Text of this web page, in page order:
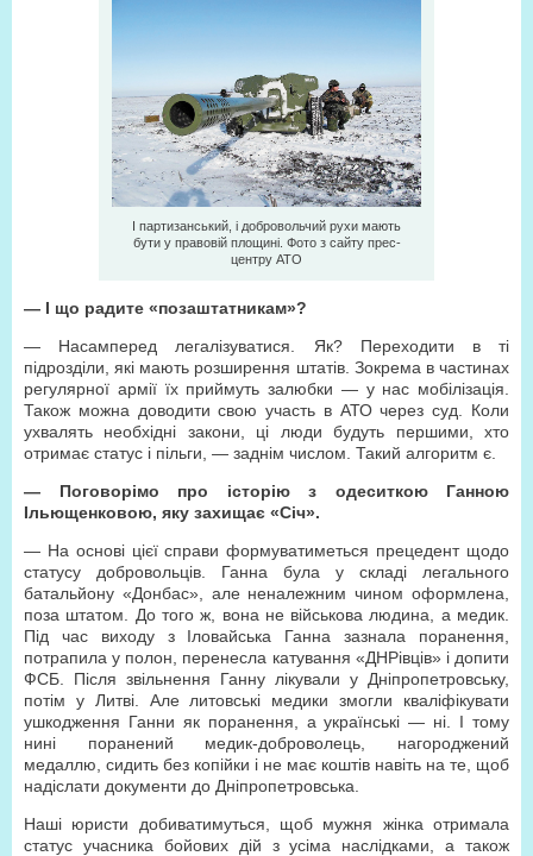
І партизанський, і добровольчий рухи мають
бути у правовій площині. Фото з сайту прес-
центру АТО
— І що радите «позаштатникам»?
— Насамперед легалізуватися. Як? Переходити в ті
підрозділи, які мають розширення штатів. Зокрема в частинах
регулярної армії їх приймуть залюбки — у нас мобілізація.
Також можна доводити свою участь в АТО через суд. Коли
ухвалять необхідні закони, ці люди будуть першими, хто
отримає статус і пільги, — заднім числом. Такий алгоритм є.
— Поговорімо про історію з одеситкою Ганною
Ільющенковою, яку захищає «Січ».
— На основі цієї справи формуватиметься прецедент щодо
статусу добровольців. Ганна була у складі легального
батальйону «Донбас», але неналежним чином оформлена,
поза штатом. До того ж, вона не військова людина, а медик.
Під час виходу з Іловайська Ганна зазнала поранення,
потрапила у полон, перенесла катування «ДНРівців» і допити
ФСБ. Після звільнення Ганну лікували у Дніпропетровську,
потім у Литві. Але литовські медики змогли кваліфікувати
ушкодження Ганни як поранення, а українські — ні. І тому
нині поранений медик-доброволець, нагороджений
медаллю, сидить без копійки і не має коштів навіть на те, щоб
надіслати документи до Дніпропетровська.
Наші юристи добиватимуться, щоб мужня жінка отримала
статус учасника бойових дій з усіма наслідками, а також